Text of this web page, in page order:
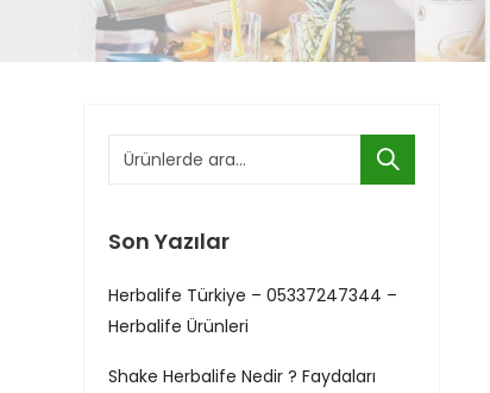
Son Yazılar
Herbalife Türkiye – 05337247344 –
Herbalife Ürünleri
Shake Herbalife Nedir ? Faydaları